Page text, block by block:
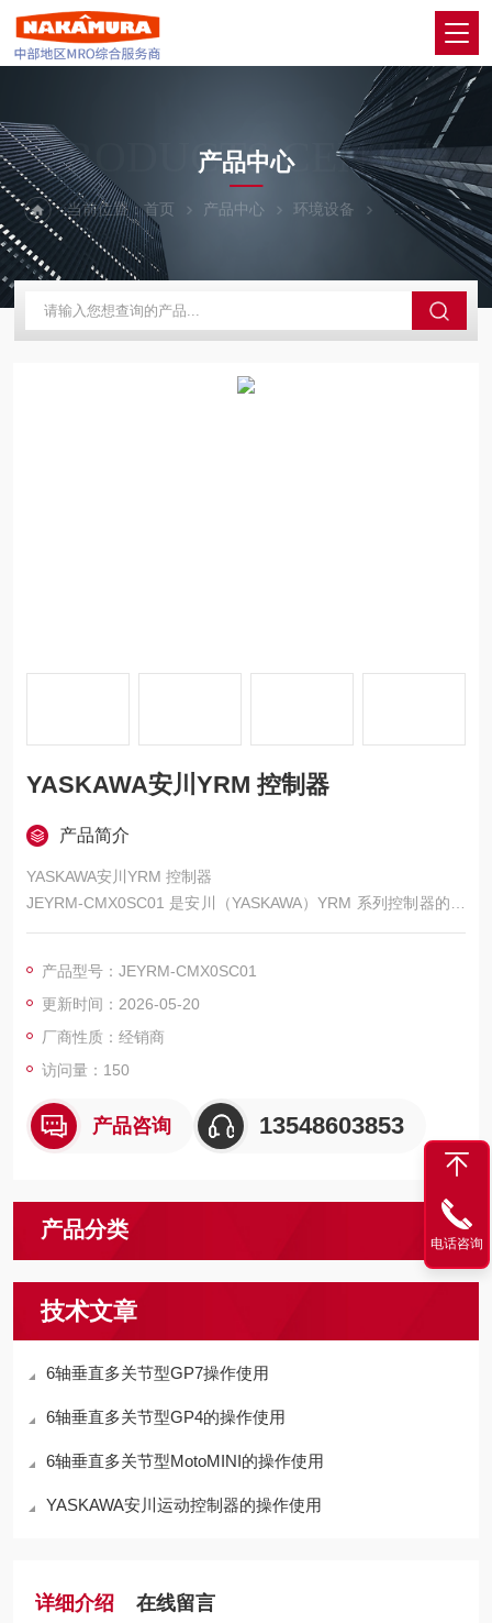
PRODUCTS CENTER
产品中心
当前位置：首页 产品中心 环境设备 YASKAWA安川
YASKAWA安川YRM 控制器
产品简介
YASKAWA安川YRM 控制器
JEYRM-CMX0SC01 是安川（YASKAWA）YRM 系列控制器的安
全控制模块，专为工业生产单元的安全功能设计，核心定位是在
全信号、执行安全逻辑，确保设备运行与人员操作的安全性。其
特点围绕安全功能合规性、实时监控能力、系统集成便捷性三大
维度展开。
产品型号：JEYRM-CMX0SC01
更新时间：2026-05-20
厂商性质：经销商
访问量：150
产品咨询 13548603853
产品分类
技术文章
6轴垂直多关节型GP7操作使用
6轴垂直多关节型GP4的操作使用
6轴垂直多关节型MotoMINI的操作使用
YASKAWA安川运动控制器的操作使用
详细介绍 在线留言
电话咨询